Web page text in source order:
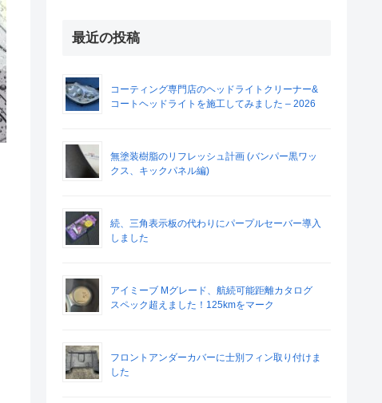
最近の投稿
コーティング専門店のヘッドライトクリーナー&
コートヘッドライトを施工してみました – 2026
無塗装樹脂のリフレッシュ計画 (バンパー黒ワッ
クス、キックパネル編)
続、三角表示板の代わりにパープルセーバー導入
しました
アイミーブ Mグレード、航続可能距離カタログ
スペック超えました！125kmをマーク
フロントアンダーカバーに士別フィン取り付けま
した